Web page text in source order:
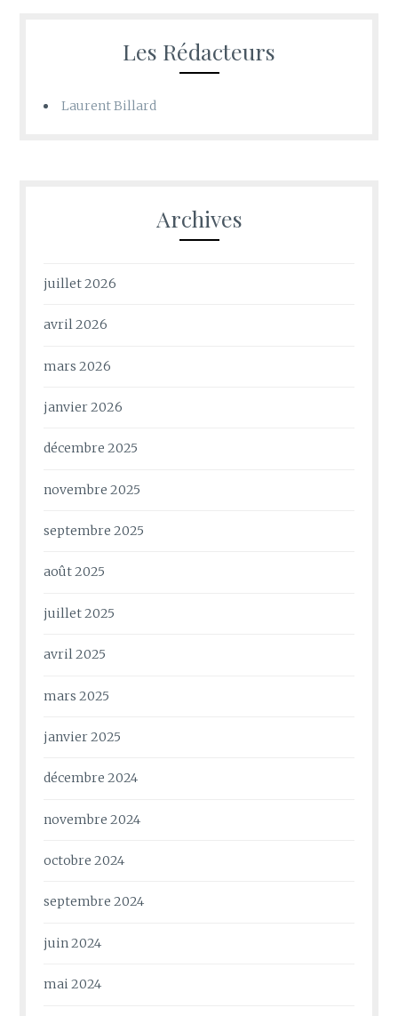
Les Rédacteurs
Laurent Billard
Archives
juillet 2026
avril 2026
mars 2026
janvier 2026
décembre 2025
novembre 2025
septembre 2025
août 2025
juillet 2025
avril 2025
mars 2025
janvier 2025
décembre 2024
novembre 2024
octobre 2024
septembre 2024
juin 2024
mai 2024